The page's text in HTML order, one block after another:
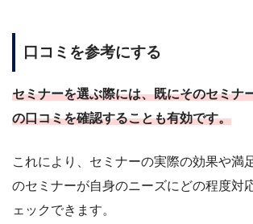
口コミを参考にする
セミナーを選ぶ際には、既にそのセミナ
の口コミを確認することも有効です。
これにより、セミナーの実際の効果や満
のセミナーが自身のニーズにどの程度対
ェックできます。